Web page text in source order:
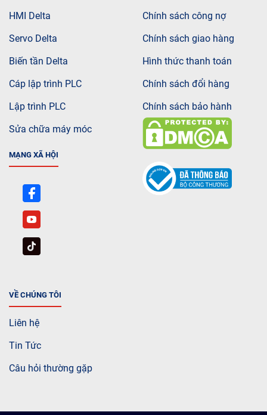
HMI Delta
Servo Delta
Biến tần Delta
Cáp lập trình PLC
Lập trình PLC
Sửa chữa máy móc
MẠNG XÃ HỘI
Chính sách công nợ
Chính sách giao hàng
Hình thức thanh toán
Chính sách đổi hàng
Chính sách bảo hành
VỀ CHÚNG TÔI
Liên hệ
Tin Tức
Câu hỏi thường gặp